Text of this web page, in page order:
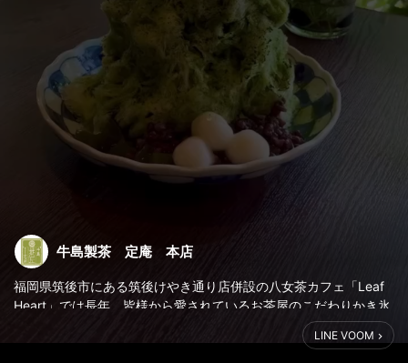
牛島製茶 定庵 本店
福岡県筑後市にある筑後けやき通り店併設の八女茶カフェ「Leaf
Heart」では長年、皆様から愛されているお茶屋のこだわりかき氷
今回は自社製造の挽きたて一番摘み八女抹茶を使用したかき氷
LINE VOOM